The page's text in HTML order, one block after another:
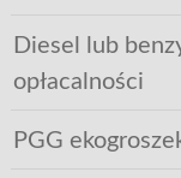
Diesel lub
opłacalności
PGG